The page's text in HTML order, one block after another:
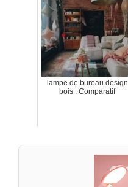
lampe de bureau design
bois : Comparatif